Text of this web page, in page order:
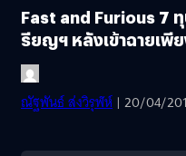
Fast and Furious 7
รียญฯ หลังเข้าฉายเพี
ณัฐพันธ์ ส่งวิรุฬห์ | 20/04/